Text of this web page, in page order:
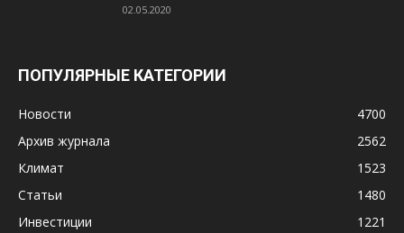
02.05.2020
ПОПУЛЯРНЫЕ КАТЕГОРИИ
Новости
4700
Архив журнала
2562
Климат
1523
Статьи
1480
Инвестиции
1221